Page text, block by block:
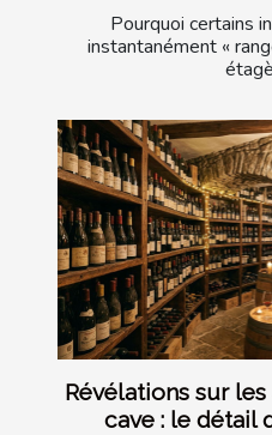
Pourquoi certains
instantanément «
Révélations sur
cave : le détail